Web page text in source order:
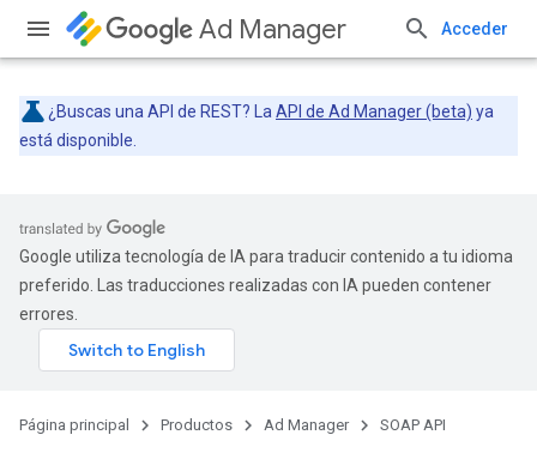
Ad Manager Acceder
¿Buscas una API de REST? La API de Ad Manager (beta) ya
está disponible.
Google utiliza tecnología de IA para traducir contenido a tu idioma
preferido. Las traducciones realizadas con IA pueden contener
errores.
Página principal Productos Ad Manager SOAP API